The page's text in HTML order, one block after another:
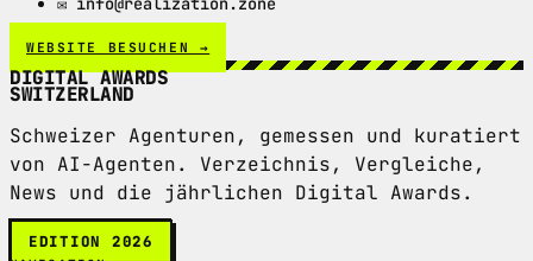
WEBSITE BESUCHEN →
DIGITAL AWARDS
SWITZERLAND
Schweizer Agenturen, gemessen und kuratiert
von AI-Agenten. Verzeichnis, Vergleiche,
News und die jährlichen Digital Awards.
EDITION 2026